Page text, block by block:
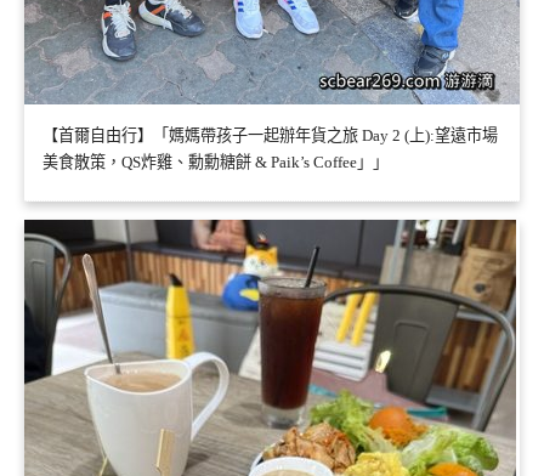
【首爾自由行】「媽媽帶孩子一起辦年貨之旅 Day 2 (上):望遠市場
美食散策，QS炸雞、勳勳糖餅 & Paik’s Coffee」」